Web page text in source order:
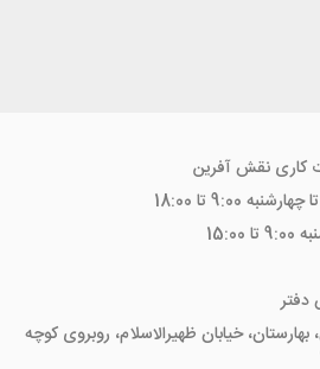
کاری نقش آفرین
9:00 تا 18:00
15:00
بهارستان، خیابان ظهیرالاسلام، روبروی کوچه